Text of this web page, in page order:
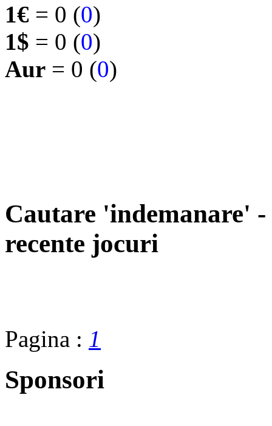
1€ = 0 (0)
1$ = 0 (0)
Aur = 0 (0)
Cautare 'indemanare'
recente jocuri
Pagina : 1
Sponsori